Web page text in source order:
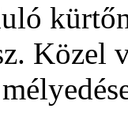
Közel